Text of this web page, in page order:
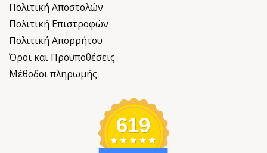
Πολιτική Αποστολών
Πολιτική Επιστροφών
Πολιτική Απορρήτου
Όροι και Προϋποθέσεις
Μέθοδοι πληρωμής
619